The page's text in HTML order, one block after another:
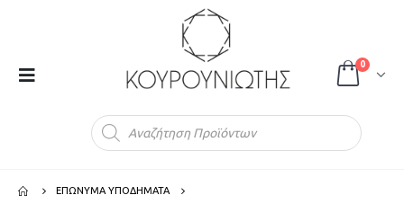
0
ΕΠΩΝΥΜΑ ΥΠΟΔΗΜΑΤΑ